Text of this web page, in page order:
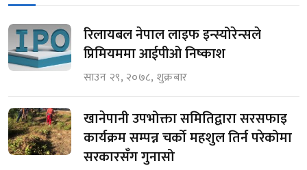
रिलायबल नेपाल लाइफ इन्स्योरेन्सले
प्रिमियममा आईपीओ निष्काश
साउन २९, २०७८, शुक्रबार
खानेपानी उपभोक्ता समितिद्वारा सरसफाइ
कार्यक्रम सम्पन्न चर्को महशुल तिर्न परेकोमा
सरकारसँग गुनासो